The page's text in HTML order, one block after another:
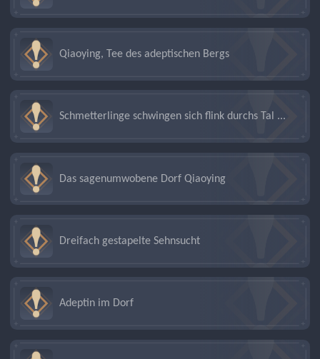
Qiaoying, Tee des adeptischen Bergs
Schmetterlinge schwingen sich flink durchs Tal ...
Das sagenumwobene Dorf Qiaoying
Dreifach gestapelte Sehnsucht
Adeptin im Dorf